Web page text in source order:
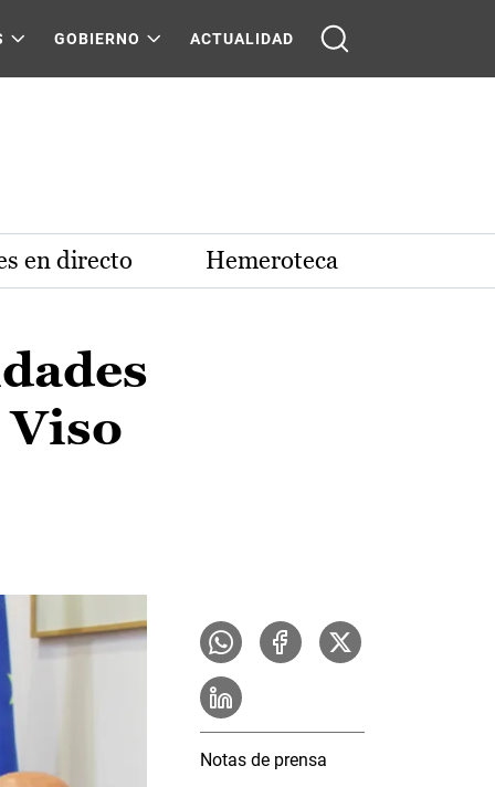
GOBIERNO ACTUALIDAD
en directo Hemeroteca
Viso
Notas de prensa